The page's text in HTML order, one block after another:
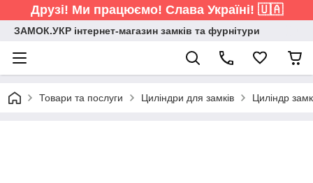
Друзі! Ми працюємо! Слава Україні! 🇺🇦
ЗАМОК.УКР інтернет-магазин замків та фурнітури
Товари та послуги Циліндри для замків Циліндр